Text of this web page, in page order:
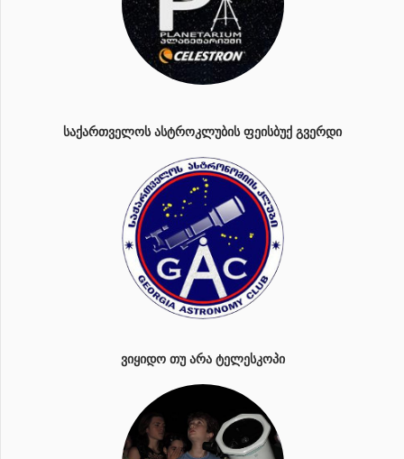
ᲡᲐᲥᲐᲠᲗᲕᲔᲚᲝᲡ ᲐᲡᲢᲠᲝᲙᲚᲣᲑᲘᲡ ᲤᲔᲘᲡᲑᲣᲥ ᲒᲕᲔᲠᲓᲘ
ᲕᲘᲧᲘᲓᲝ ᲗᲣ ᲐᲠᲐ ᲢᲔᲚᲔᲡᲙᲝᲞᲘ